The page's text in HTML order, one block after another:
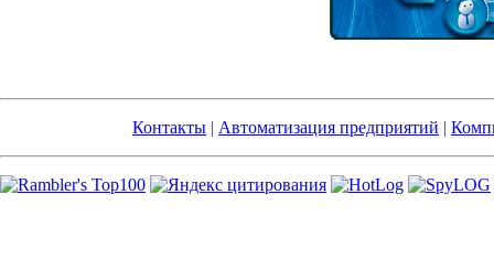
Контакты | Автоматизация предприятий |